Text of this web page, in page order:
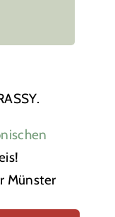
Münster